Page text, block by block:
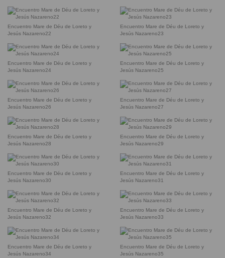
Encuentro Mare de Déu de Loreto y
Jesús Nazareno22
Encuentro Mare de Déu de Loreto y
Jesús Nazareno23
Encuentro Mare de Déu de Loreto y
Jesús Nazareno24
Encuentro Mare de Déu de Loreto y
Jesús Nazareno25
Encuentro Mare de Déu de Loreto y
Jesús Nazareno26
Encuentro Mare de Déu de Loreto y
Jesús Nazareno27
Encuentro Mare de Déu de Loreto y
Jesús Nazareno28
Encuentro Mare de Déu de Loreto y
Jesús Nazareno29
Encuentro Mare de Déu de Loreto y
Jesús Nazareno30
Encuentro Mare de Déu de Loreto y
Jesús Nazareno31
Encuentro Mare de Déu de Loreto y
Jesús Nazareno32
Encuentro Mare de Déu de Loreto y
Jesús Nazareno33
Encuentro Mare de Déu de Loreto y
Jesús Nazareno34
Encuentro Mare de Déu de Loreto y
Jesús Nazareno35